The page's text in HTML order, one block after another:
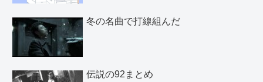
冬の名曲で打線組んだ
伝説の92まとめ